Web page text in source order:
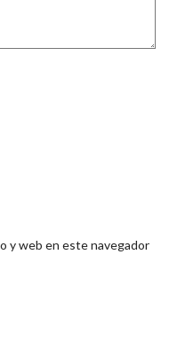
y web en este navegador